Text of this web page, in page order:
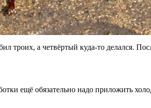
троих, а четвёртый куда-то делался.
ещё обязательно надо приложить